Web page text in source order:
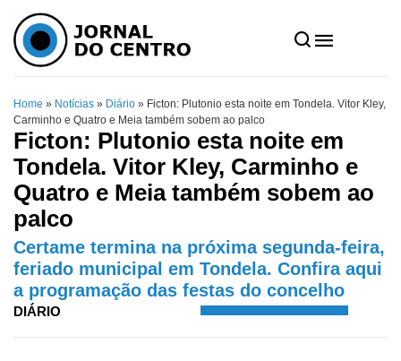
Home » Notícias » Diário » Ficton: Plutonio esta noite em Tondela. Vitor Kley,
Carminho e Quatro e Meia também sobem ao palco
Ficton: Plutonio esta noite em
Tondela. Vitor Kley, Carminho e
Quatro e Meia também sobem ao
palco
Certame termina na próxima segunda-feira,
feriado municipal em Tondela. Confira aqui
a programação das festas do concelho
DIÁRIO